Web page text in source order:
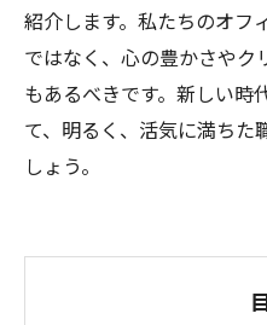
紹介します。私たちのオフ
ではなく、心の豊かさやク
もあるべきです。新しい時
て、明るく、活気に満ちた
しょう。